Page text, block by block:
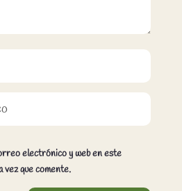
electrónico y web en este
vez que comente.